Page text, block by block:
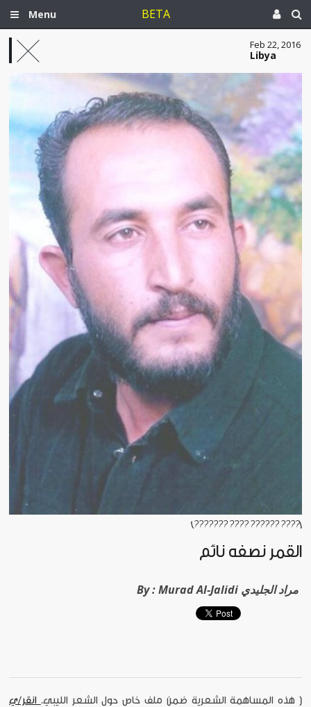
Menu BETA
Feb 22, 2016
Libya
[???? ?????? ???? ???????]
القمر نصفه نائم
By : Murad Al-Jalidi مراد الجليدي
[ هذه المساهمة الشعرية ضمن ملف خاص حول الشعر الليبي. انقر/ي